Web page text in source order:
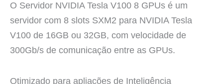
O Servidor NVIDIA Tesla V100 8 GPUs é um
servidor com 8 slots SXM2 para NVIDIA Tesla
V100 de 16GB ou 32GB, com velocidade de
300Gb/s de comunicação entre as GPUs.
Otimizado para apliações de Inteligência